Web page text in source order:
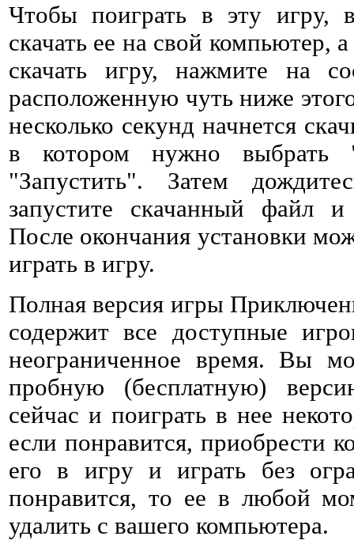
Чтобы поиграть в эту игру,
скачать ее на свой компьютер,
скачать игру, нажмите на
расположенную чуть ниже
несколько секунд начнется
в котором нужно выбрать
"Запустить". Затем
запустите скачанный файл и
После окончания установки
играть в игру.
Полная версия игры
содержит все доступные
неограниченное время. Вы
пробную (бесплатную)
сейчас и поиграть в нее
если понравится, приобрести
его в игру и играть без
понравится, то ее в любой
удалить с вашего компьютера.